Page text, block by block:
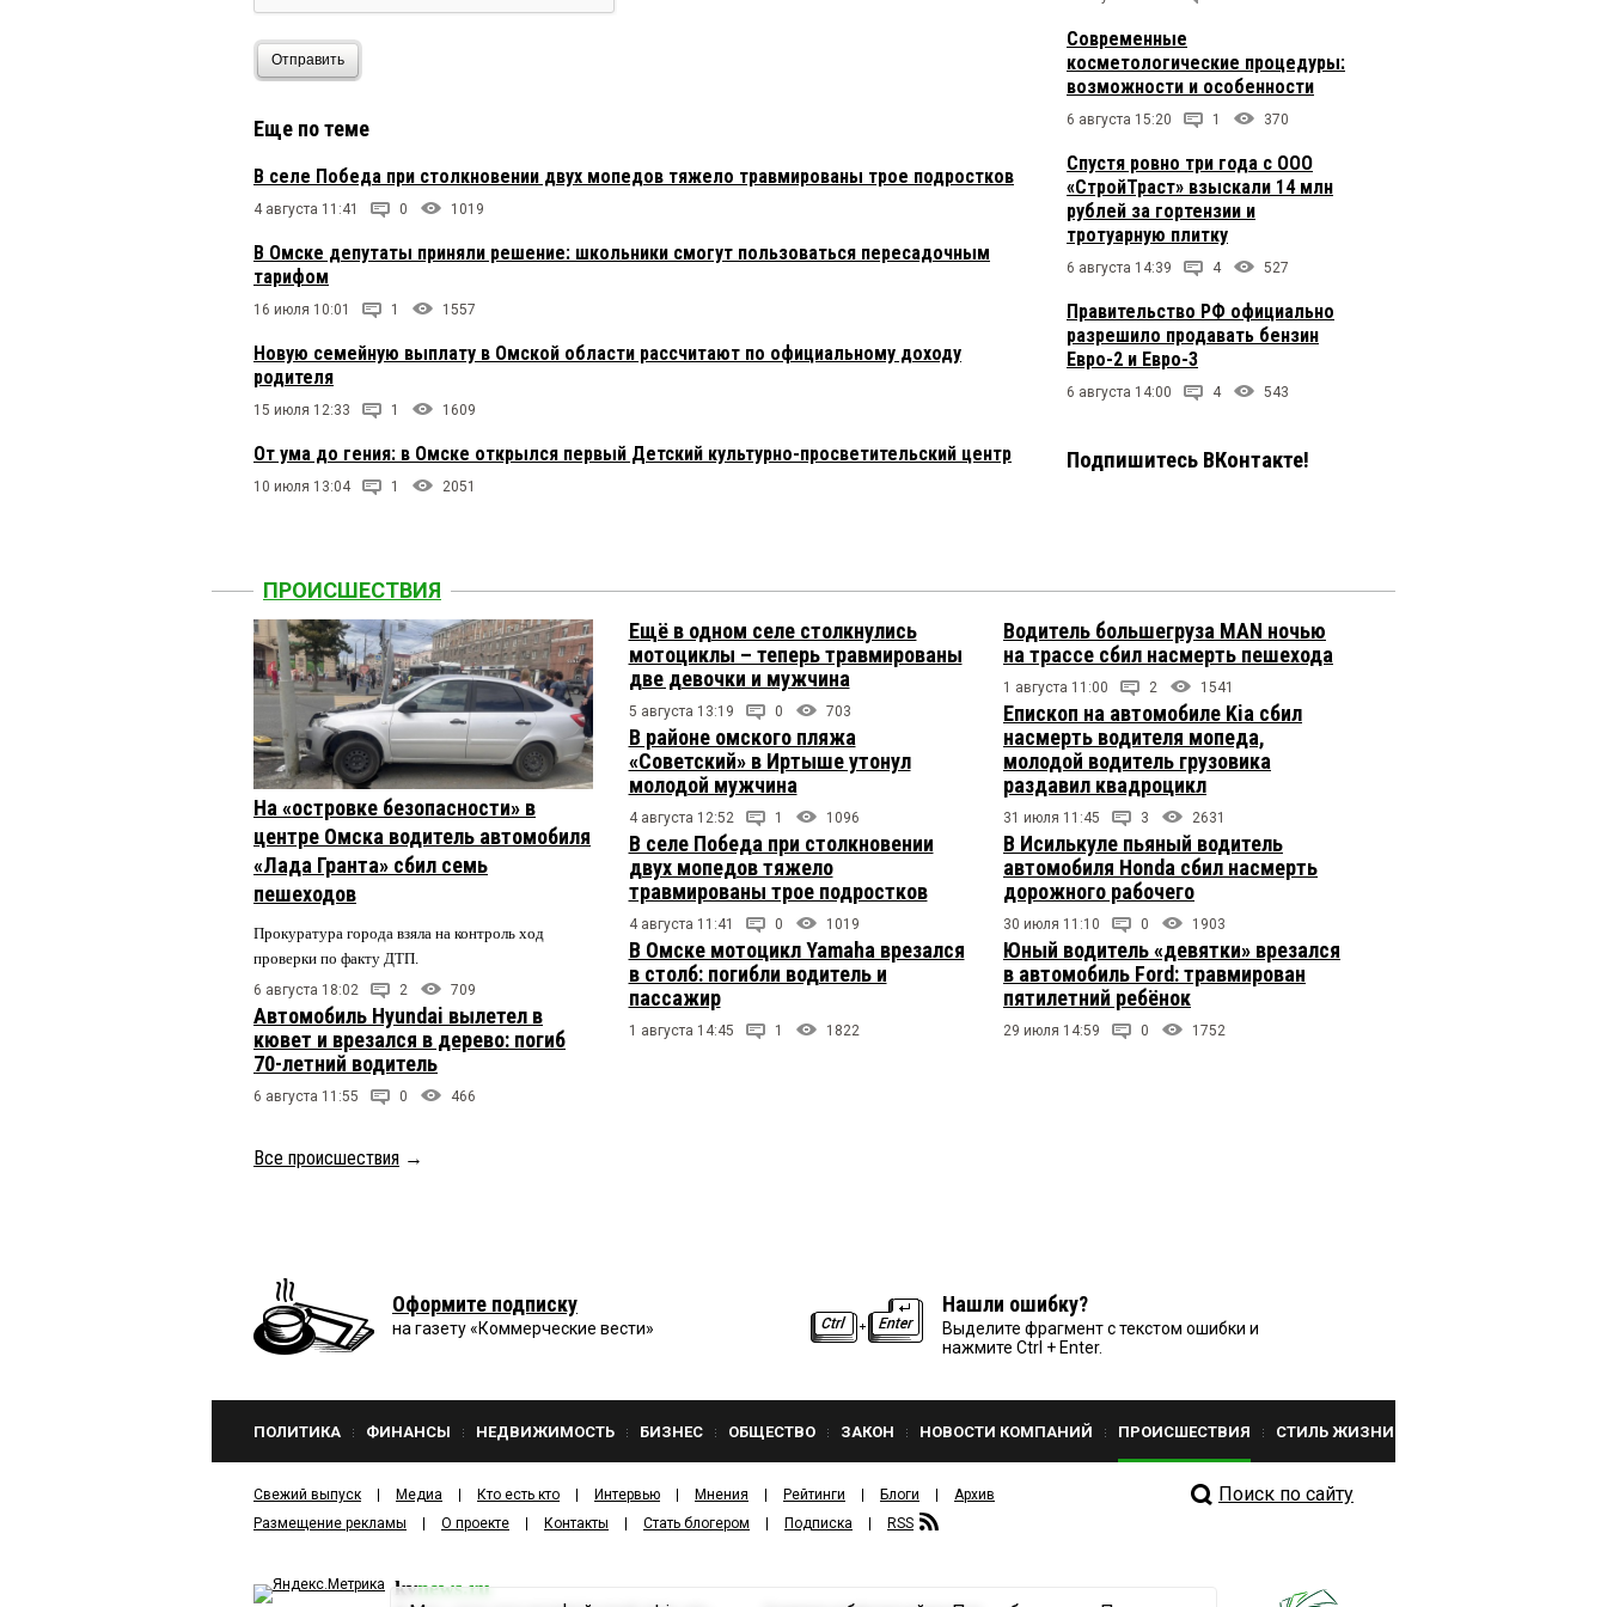
Отправить
Еще по теме
В селе Победа при столкновении двух мопедов тяжело травмированы трое подростков
4 августа 11:41 0 1019
В Омске депутаты приняли решение: школьники смогут пользоваться пересадочным
тарифом
16 июля 10:01 1 1557
Новую семейную выплату в Омской области рассчитают по официальному доходу
родителя
15 июля 12:33 1 1609
От ума до гения: в Омске открылся первый Детский культурно-просветительский центр
10 июля 13:04 1 2051
Современные
косметологические процедуры:
возможности и особенности
6 августа 15:20 1 370
Спустя ровно три года с ООО
«СтройТраст» взыскали 14 млн
рублей за гортензии и
тротуарную плитку
6 августа 14:39 4 527
Правительство РФ официально
разрешило продавать бензин
Евро-2 и Евро-3
6 августа 14:00 4 543
Подпишитесь ВКонтакте!
ПРОИСШЕСТВИЯ
На «островке безопасности» в
центре Омска водитель автомобиля
«Лада Гранта» сбил семь
пешеходов
Прокуратура города взяла на контроль ход
проверки по факту ДТП.
6 августа 18:02 2 709
Автомобиль Hyundai вылетел в
кювет и врезался в дерево: погиб
70-летний водитель
6 августа 11:55 0 466
Ещё в одном селе столкнулись
мотоциклы – теперь травмированы
две девочки и мужчина
5 августа 13:19 0 703
В районе омского пляжа
«Советский» в Иртыше утонул
молодой мужчина
4 августа 12:52 1 1096
В селе Победа при столкновении
двух мопедов тяжело
травмированы трое подростков
4 августа 11:41 0 1019
В Омске мотоцикл Yamaha врезался
в столб: погибли водитель и
пассажир
1 августа 14:45 1 1822
Водитель большегруза MAN ночью
на трассе сбил насмерть пешехода
1 августа 11:00 2 1541
Епископ на автомобиле Kia сбил
насмерть водителя мопеда,
молодой водитель грузовика
раздавил квадроцикл
31 июля 11:45 3 2631
В Исилькуле пьяный водитель
автомобиля Honda сбил насмерть
дорожного рабочего
30 июля 11:10 0 1903
Юный водитель «девятки» врезался
в автомобиль Ford: травмирован
пятилетний ребёнок
29 июля 14:59 0 1752
Все происшествия →
Оформите подписку
на газету «Коммерческие вести»
Нашли ошибку?
Выделите фрагмент с текстом ошибки и
нажмите Ctrl + Enter.
ПОЛИТИКА ФИНАНСЫ НЕДВИЖИМОСТЬ БИЗНЕС ОБЩЕСТВО ЗАКОН НОВОСТИ КОМПАНИЙ ПРОИСШЕСТВИЯ СТИЛЬ ЖИЗНИ
Свежий выпуск Медиа Кто есть кто Интервью Мнения Рейтинги Блоги
Архив
Размещение рекламы
О проекте Контакты Стать блогером Подписка RSS
Поиск по сайту
kvnews.ru